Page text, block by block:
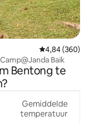
Gemiddelde
4,84 (360)
Baik
Bentong te
Gemiddelde
temperatuur